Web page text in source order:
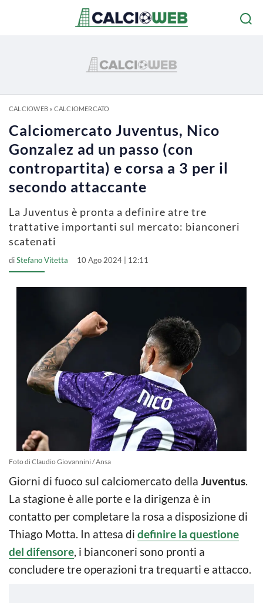
CALCIOWEB» CALCIOMERCATO
Calciomercato Juventus, Nico
Gonzalez ad un passo (con
contropartita) e corsa a 3 per il
secondo attaccante
La Juventus è pronta a definire atre tre
trattative importanti sul mercato: bianconeri
scatenati
diStefano Vitetta 10 Ago 2024 | 12:11
Foto di Claudio Giovannini / Ansa
Giorni di fuoco sul calciomercato della Juventus.
La stagione è alle porte e la dirigenza è in
contatto per completare la rosa a disposizione di
Thiago Motta. In attesa di definire la questione
del difensore, i bianconeri sono pronti a
concludere tre operazioni tra trequarti e attacco.